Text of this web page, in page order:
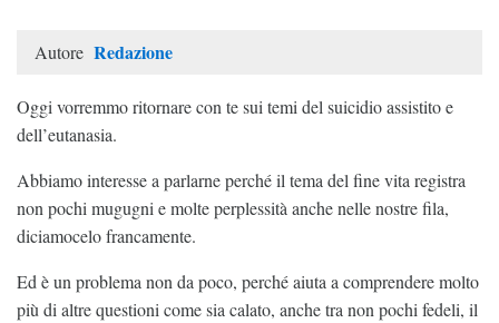
Autore Redazione
Oggi vorremmo ritornare con te sui temi del suicidio assistito e
dell’eutanasia.
Abbiamo interesse a parlarne perché il tema del fine vita registra
non pochi mugugni e molte perplessità anche nelle nostre fila,
diciamocelo francamente.
Ed è un problema non da poco, perché aiuta a comprendere molto
più di altre questioni come sia calato, anche tra non pochi fedeli, il